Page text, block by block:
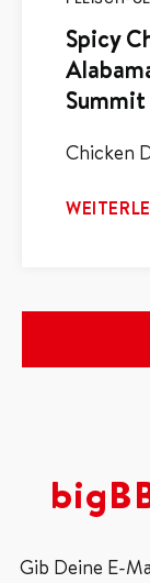
Spicy
Summit
Chicken
Gib Deine E-